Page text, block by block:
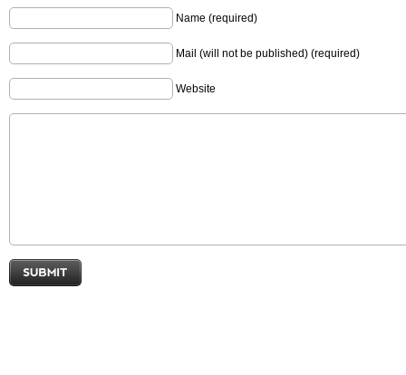
Name (required)
Mail (will not be published) (required)
Website